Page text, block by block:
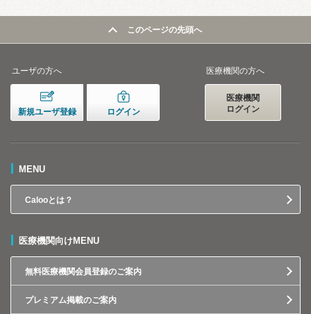
このページの先頭へ
ユーザの方へ
新規ユーザ登録 ログイン
医療機関の方へ
医療機関
ログイン
MENU
Calooとは？
医療機関向けMENU
無料医療機関会員登録のご案内
プレミアム掲載のご案内